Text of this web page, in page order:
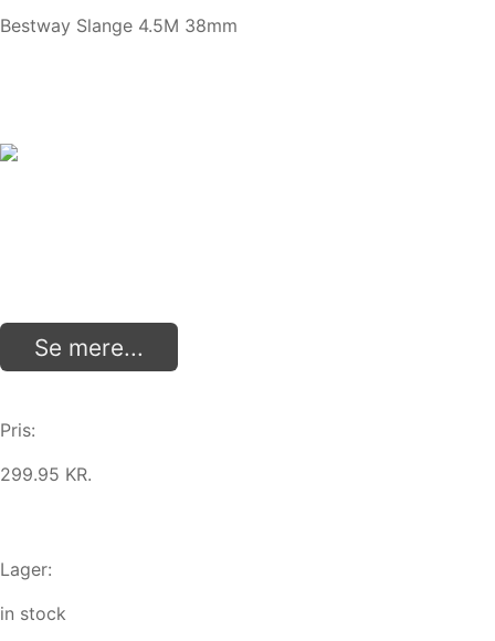
Bestway Slange 4.5M 38mm
Se mere...
Pris:
299.95 KR.
Lager:
in stock